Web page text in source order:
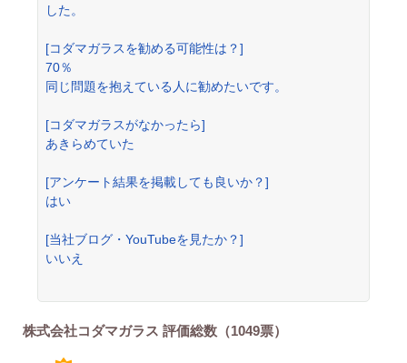
した。
[コダマガラスを勧める可能性は？]
70％
同じ問題を抱えている人に勧めたいです。
[コダマガラスがなかったら]
あきらめていた
[アンケート結果を掲載しても良いか？]
はい
[当社ブログ・YouTubeを見たか？]
いいえ
株式会社コダマガラス 評価総数（1049票）